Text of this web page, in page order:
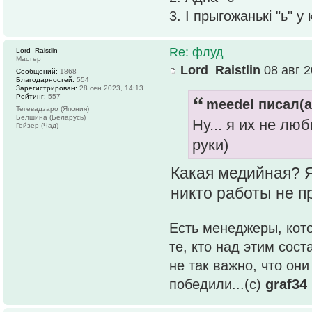
3. І прыгожанькі "ь" у
Re: флуд
Lord_Raistlin 08 авг
meedel
Ну... я их не
руки)
Какая медийная?
никто работы не
Есть менеджеры,
те, кто над этим
не так важно, что
победили...(с) graf34
Lord_Raistlin
Мастер
Сообщений: 1868
Благодарностей: 554
Зарегистрирован: 28 сен 2023, 14:13
Рейтинг: 557
Тегевадзаро (Япония)
Белшина (Беларусь)
Гейзер (Чад)